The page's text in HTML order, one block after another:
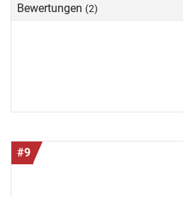
Bewertungen (2)
#9